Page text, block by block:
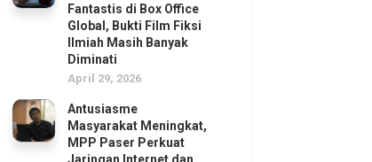
Fantastis di Box Office
Global, Bukti Film Fiksi
Ilmiah Masih Banyak
Diminati
April 29, 2026
Antusiasme
Masyarakat Meningkat,
MPP Paser Perkuat
Jaringan Internet dan